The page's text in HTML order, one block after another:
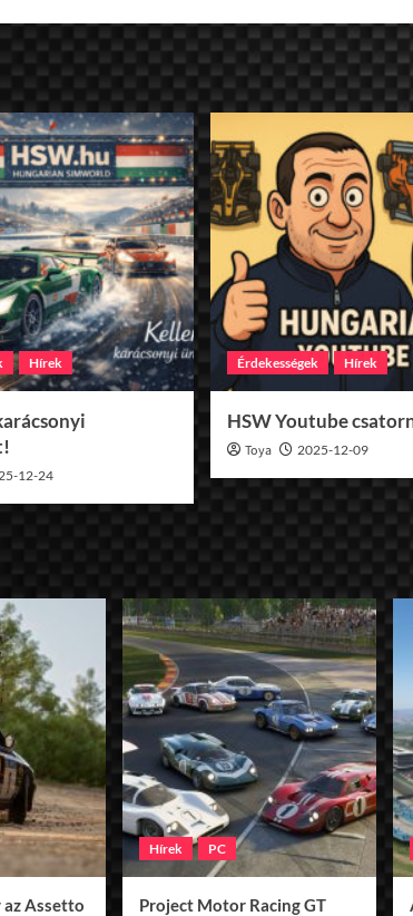
Hírek
12-24
Érdekességek Hírek
HSW Youtube
Toya 2025-12-09
az Assetto
Hírek PC
Project Motor Racing GT